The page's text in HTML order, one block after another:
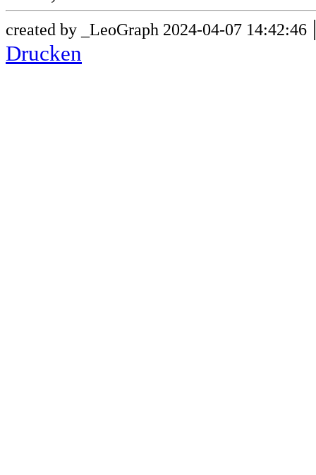
created by _LeoGraph 2024-04-07 14:42:46
Drucken